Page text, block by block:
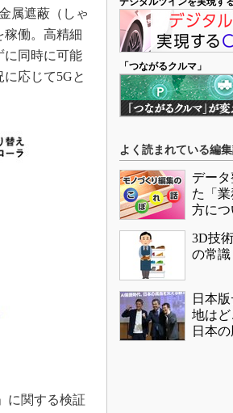
属遮蔽（しゃ
稼働。高精細
に同時に可能
応じて5Gと
に関する検証
「つながるクルマ」
よく読まれている編
デー
た「
方につ
3D技
の常識
日本
地は
日本